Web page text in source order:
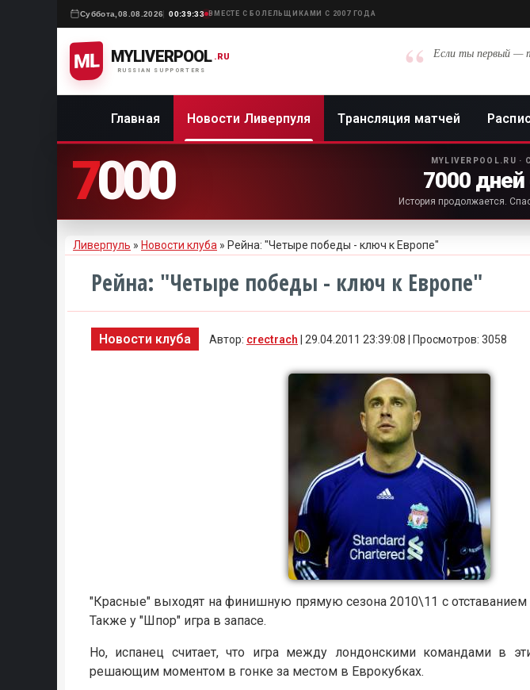
Суббота, 08.08.2026 00:39:33 ВМЕСТЕ С БОЛЕЛЬЩИКАМИ С 2007 ГОДА
ML MYLIVERPOOL
RUSSIAN SUPPORTERS
.RU “ Если ты первый —
Главная Новости Ливерпуля Трансляция матчей
7000 MYLIVERPOOL.RU
7000
История продолжается.
Ливерпуль » Новости клуба » Рейна: "Четыре победы - ключ к Европе"
Рейна: "Четыре победы - ключ к Европе"
Новости клуба Автор: crectrach | 29.04.2011 23:39:08 | Просмотров: 3058
"Красные" выходят на финишную прямую сезона 2010\11 с отставанием
Также у "Шпор" игра в запасе.
Но, испанец считает, что игра между лондонскими командами в
решающим моментом в гонке за местом в Еврокубках.